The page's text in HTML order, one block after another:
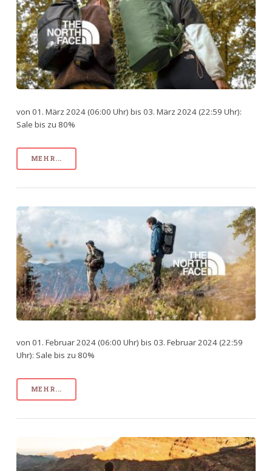
von 01. März 2024 (06:00 Uhr) bis 03. März 2024 (22:59 Uhr):
Sale bis zu 80%
MEHR...
von 01. Februar 2024 (06:00 Uhr) bis 03. Februar 2024 (22:59
Uhr): Sale bis zu 80%
MEHR...